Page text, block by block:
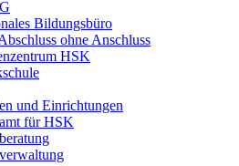
Bildungsbüro
ohne Anschluss
HSK
und Einrichtungen
für HSK